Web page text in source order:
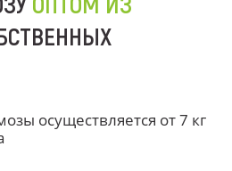
осуществляется от 7 кг